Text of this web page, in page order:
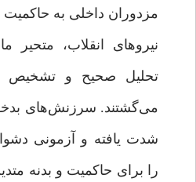
مزدوران داخلی به
نیروهای انقلاب، متحیر
تحلیل صحیح و تشخیص
می‌گشتند. سرزنش‌های
شدت یافته و آزمونی
را برای حاکمیت و بدنه